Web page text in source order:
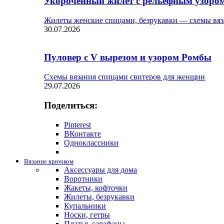
Жилеты женские спицами, безрукавки — схемы
30.07.2026
Пуловер с V вырезом и узором Ромбы
Схемы вязания спицами свитеров для женщин
29.07.2026
Поделиться:
Pinterest
ВКонтакте
Одноклассники
Вязание крючком
Аксессуары для дома
Воротники
Жакеты, кофточки
Жилеты, безрукавки
Купальники
Носки, гетры